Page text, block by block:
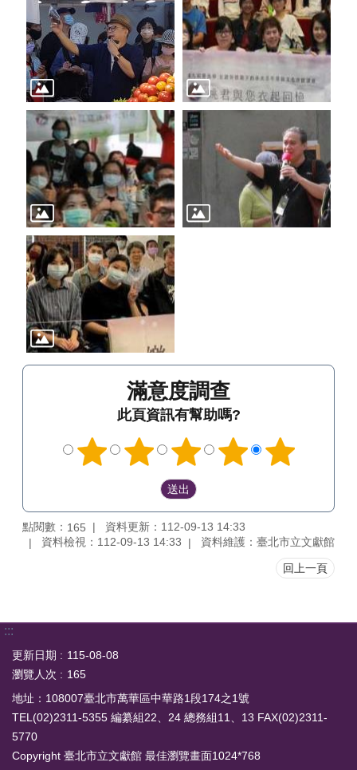
滿意度調查
此頁資訊有幫助嗎?
點閱數： 165
資料更新：112-09-13 14:33
資料檢視：112-09-13 14:33
資料維護：臺北市立文獻館
回上一頁
:::
更新日期
115-08-08
瀏覽人次
165
地址：108007臺北市萬華區中華路1段174之1號
TEL(02)2311-5355 編纂組22、24 總務組11、13 FAX(02)2311-
5770
Copyright 臺北市立文獻館 最佳瀏覽畫面1024*768